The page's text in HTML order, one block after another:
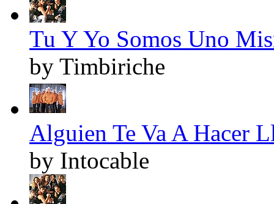
Tu Y Yo Somos Uno
by Timbiriche
Alguien Te Va A Hacer
by Intocable